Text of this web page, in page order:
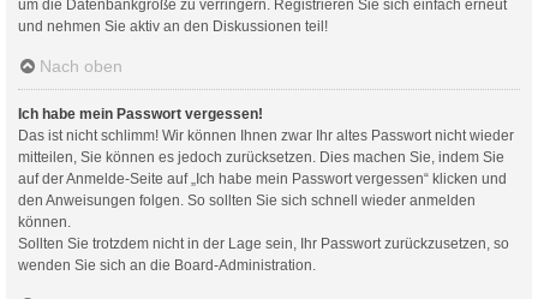
um die Datenbankgröße zu verringern. Registrieren Sie sich einfach erneut
und nehmen Sie aktiv an den Diskussionen teil!
Nach oben
Ich habe mein Passwort vergessen!
Das ist nicht schlimm! Wir können Ihnen zwar Ihr altes Passwort nicht wieder
mitteilen, Sie können es jedoch zurücksetzen. Dies machen Sie, indem Sie
auf der Anmelde-Seite auf „Ich habe mein Passwort vergessen“ klicken und
den Anweisungen folgen. So sollten Sie sich schnell wieder anmelden
können.
Sollten Sie trotzdem nicht in der Lage sein, Ihr Passwort zurückzusetzen, so
wenden Sie sich an die Board-Administration.